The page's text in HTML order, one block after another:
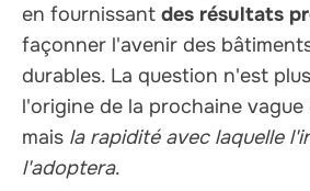
en fournissant des résultats
façonner l'avenir des
durables. La question n'est plus
l'origine de la prochaine
mais la rapidité avec laquelle
l'adoptera.